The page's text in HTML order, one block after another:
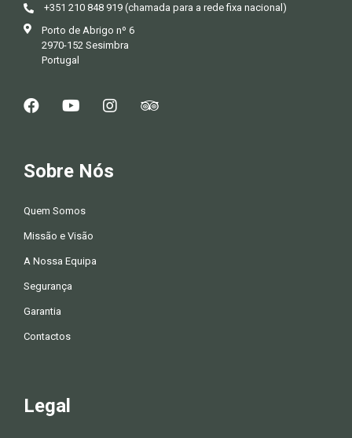
+351 210 848 919 (chamada para a rede fixa nacional)
Porto de Abrigo nº 6
2970-152 Sesimbra
Portugal
Sobre Nós
Quem Somos
Missão e Visão
A Nossa Equipa
Segurança
Garantia
Contactos
Legal